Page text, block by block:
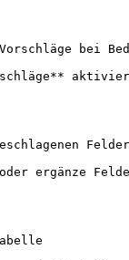
Vorschläge bei
Felder
ergänze